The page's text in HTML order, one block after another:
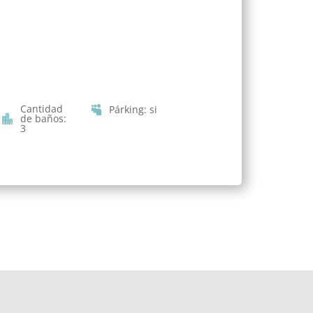
Cantidad
de baños:
3
Párking:si